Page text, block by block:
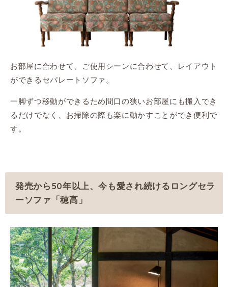
お部屋に合わせて、ご使用シーンに合わせて、レイアウト
ができるセパレートソファ。
一脚ずつ移動ができるため間口の狭いお部屋にも搬入でき
るだけでなく、お掃除の際も楽に動かすことができ便利で
す。
発売から50年以上、今も愛され続けるロングセラ
ーソファ「穂高」